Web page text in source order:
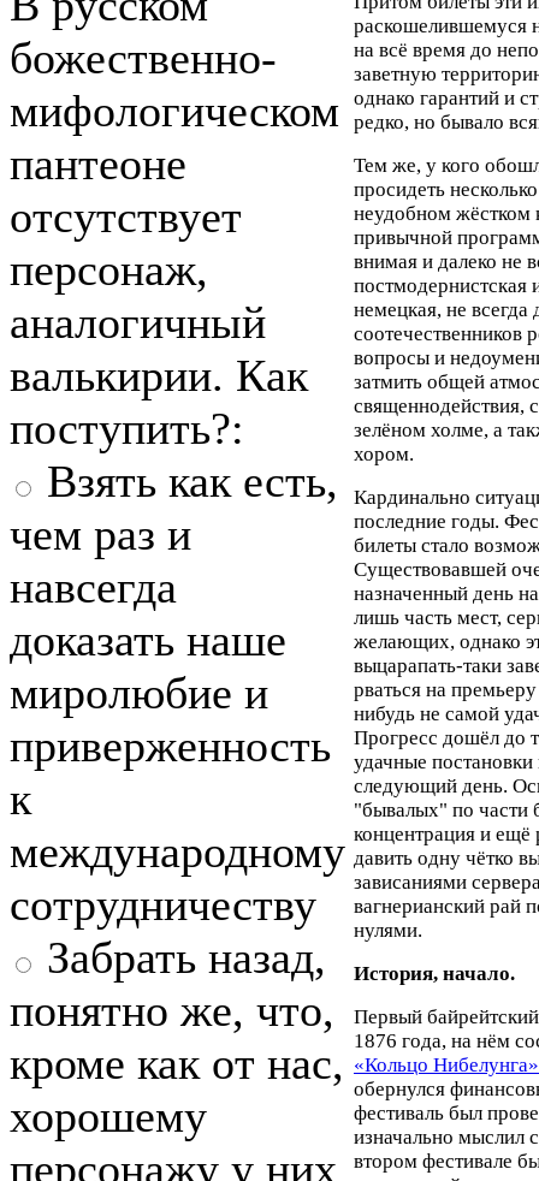
божественно-
мифологическом
пантеоне
отсутствует
персонаж,
аналогичный
валькирии. Как
поступить?:
Взять как есть,
чем раз и
навсегда
доказать наше
миролюбие и
приверженность
к
международному
сотрудничеству
Забрать назад,
понятно же, что,
кроме как от нас,
хорошему
персонажу у них
раскошелившемуся
на всё время до
заветную
однако гарантий и
редко, но бывало
Тем же, у кого
просидеть
неудобном жёстком
привычной
внимая и далеко не
немецкая, не
соотечественников
вопросы и
затмить общей
священнодействия,
зелёном холме, а
хором.
Кардинально
последние годы.
билеты стало
Существовавшей
назначенный день
лишь часть мест,
желающих, однако
выцарапать-таки
рваться на
нибудь не самой
Прогресс дошёл до
удачные
следующий день.
"бывалых" по части
концентрация и ещё
давить одну чётко
зависаниями
вагнерианский рай
нулями.
История, начало.
Первый
1876 года, на нём
«Кольцо Нибелунга»
обернулся
фестиваль был
изначально мыслил
втором фестивале